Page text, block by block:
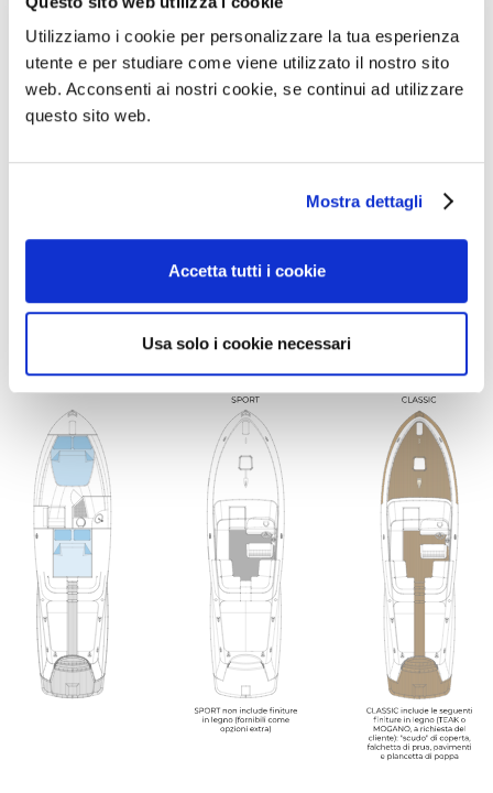
Utilizziamo i cookie per personalizzare la tua esperienza
utente e per studiare come viene utilizzato il nostro sito
web. Acconsenti ai nostri cookie, se continui ad utilizzare
questo sito web.
Mostra dettagli
Accetta tutti i cookie
Usa solo i cookie necessari